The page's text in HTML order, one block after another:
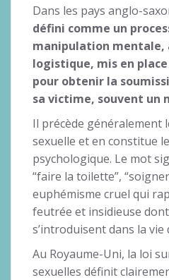
Dans les pays anglo-
défini comme un
manipulation
logistique, mis en
pour obtenir la
sa victime, souvent un
Il précède généralement
sexuelle et en constitue
psychologique. Le mot
“faire la toilette”,
euphémisme cruel qui
feutrée et insidieuse
s’introduisent dans la vie
Au Royaume-Uni, la loi
sexuelles définit